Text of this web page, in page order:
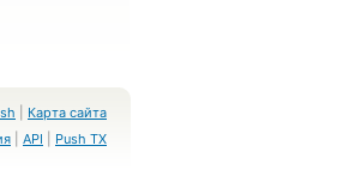
Карта сайта
API Push TX